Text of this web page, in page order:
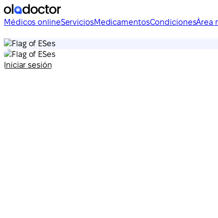
Médicos onlineServiciosMedicamentosCondicionesÁrea
es
es
Iniciar sesión